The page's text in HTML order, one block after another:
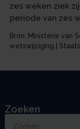
zes weken ziek
periode van zes
Bron: Ministerie van
wetswijziging |
Zoeken